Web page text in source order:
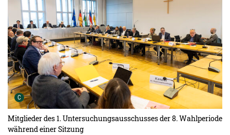
C Urheber der Grafik:
Mitglieder des 1. Untersuchungsausschusses der 8. Wahlperiode
während einer Sitzung